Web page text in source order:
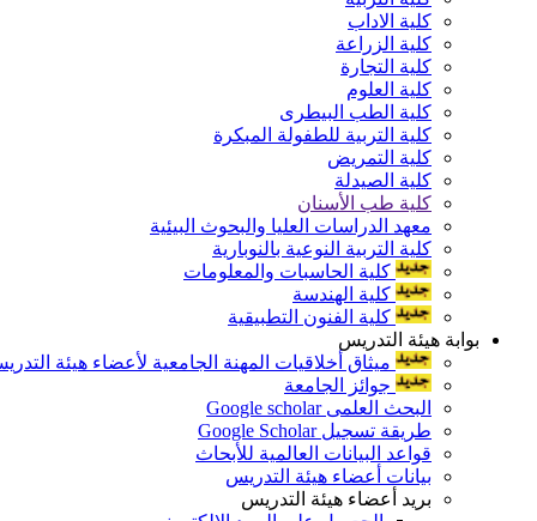
كلية الاداب
كلية الزراعة
كلية التجارة
كلية العلوم
كلية الطب البيطرى
كلية التربية للطفولة المبكرة
كلية التمريض
كلية الصيدلة
كلية طب الأسنان
معهد الدراسات العليا والبحوث البيئية
كلية التربية النوعية بالنوبارية
كلية الحاسبات والمعلومات
كلية الهندسة
كلية الفنون التطبيقية
بوابة هيئة التدريس
ميثاق أخلاقيات المهنة الجامعية لأعضاء هيئة
جوائز الجامعة
البحث العلمى Google scholar
طريقة تسجيل Google Scholar
قواعد البيانات العالمية للأبحاث
بيانات أعضاء هيئة التدريس
بريد أعضاء هيئة التدريس